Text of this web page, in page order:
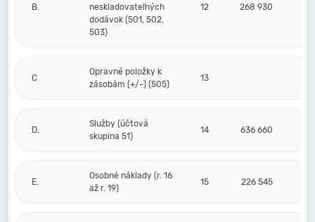
B.
neskladovateľných
dodávok (501, 502,
503)
12 268 930
C
Opravné položky k
zásobám (+/-) (505)
13
D.
Služby (účtová
skupina 51)
14 636 660
E.
Osobné náklady (r. 16
až r. 19)
15 226 545